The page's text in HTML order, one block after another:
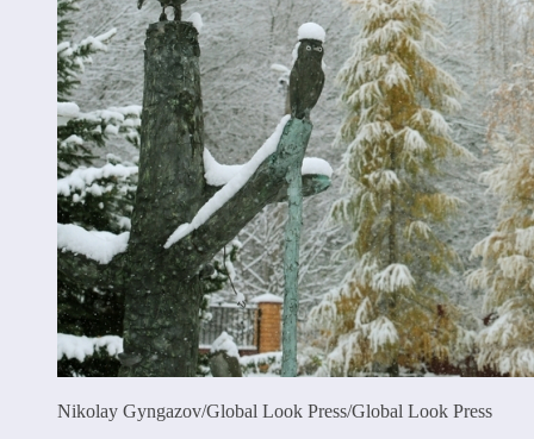
Nikolay Gyngazov/Global Look Press/Global Look Press